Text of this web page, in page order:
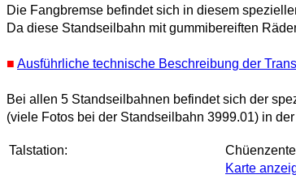
Die Fangbremse befindet sich in diesem
Da diese Standseilbahn mit gummibereiften
■ Ausführliche technische Beschreibung der
Bei allen 5 Standseilbahnen befindet sich der
(viele Fotos bei der Standseilbahn 3999.01) in
Talstation:
Karte